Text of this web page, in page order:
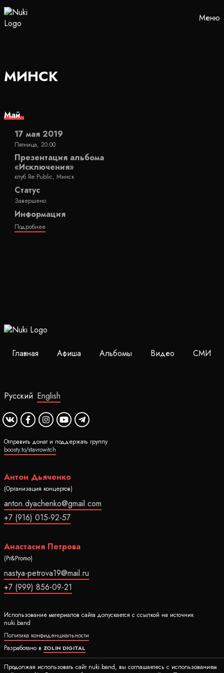
Меню
МИНСК
Май
17 мая 2019
Пятница, 20:00
Презентация альбома
«Исключения»
клуб Re:Public, Минск
Статус
Завершено
Информация
Подробнее
Главная Афиша Альбомы Видео СМИ
Русский English
Отправить донат и поддержать группу
boosty.to/stavrowitch
Антон Дьяченко
(Организация концертов)
anton.dyachenko@gmail.com
+7 (916) 015-92-57
Анастасия Петрова
(Pr&Promo)
nastya-petrova19@mail.ru
+7 (999) 856-09-21
Использование материалов сайта допускается с ссылкой на источник
nuki.band
Политика конфиденциальности
Разработано в ZOLIN DIGITAL
Ⓒ 2020-2026 Все права защищены nuki.band
Продолжая использовать сайт nuki.band, вы соглашаетесь с использованием